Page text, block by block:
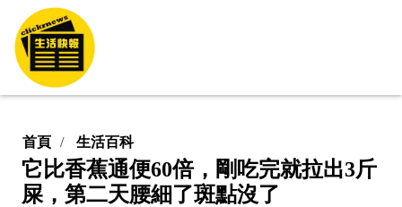
首頁 生活百科
它比香蕉通便60倍，剛吃完就拉出3斤
屎，第二天腰細了斑點沒了